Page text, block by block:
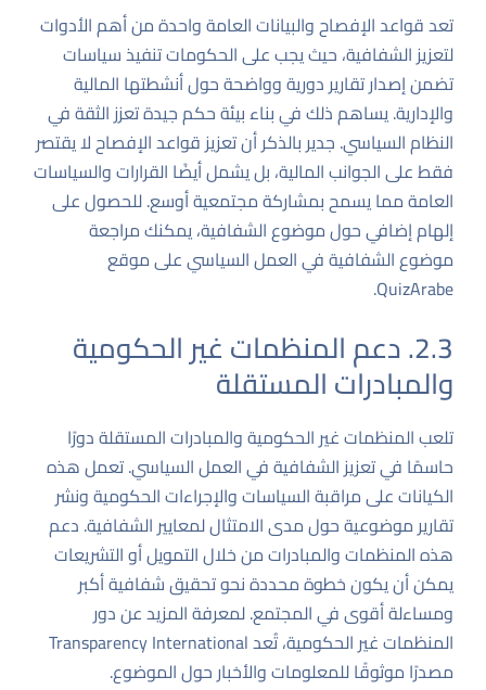
تعد قواعد الإفصاح والبيانات العامة واحدة من أهم الأدوات
لتعزيز الشفافية، حيث يجب على الحكومات تنفيذ سياسات
تضمن إصدار تقارير دورية وواضحة حول أنشطتها المالية
والإدارية. يساهم ذلك في بناء بيئة حكم جيدة تعزز الثقة في
النظام السياسي. جدير بالذكر أن تعزيز قواعد الإفصاح لا يقتصر
فقط على الجوانب المالية، بل يشمل أيضًا القرارات والسياسات
العامة مما يسمح بمشاركة مجتمعية أوسع. للحصول على
إلهام إضافي حول موضوع الشفافية، يمكنك مراجعة
موضوع الشفافية في العمل السياسيعلى موقع
QuizArabe.
2.3. دعم المنظمات غير الحكومية
والمبادرات المستقلة
تلعب المنظمات غير الحكومية والمبادرات المستقلة دورًا
حاسمًا في تعزيز الشفافية في العمل السياسي. تعمل هذه
الكيانات على مراقبة السياسات والإجراءات الحكومية ونشر
تقارير موضوعية حول مدى الامتثال لمعايير الشفافية. دعم
هذه المنظمات والمبادرات من خلال التمويل أو التشريعات
يمكن أن يكون خطوة محددة نحو تحقيق شفافية أكبر
ومساءلة أقوى في المجتمع. لمعرفة المزيد عن دور
المنظمات غير الحكومية، تُعدTransparency International
مصدرًا موثوقًا للمعلومات والأخبار حول الموضوع.